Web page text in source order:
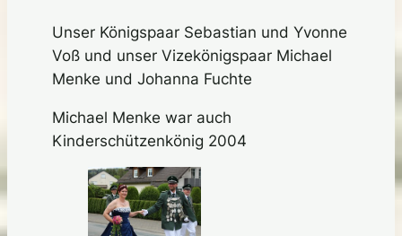
Unser Königspaar Sebastian und Yvonne
Voß und unser Vizekönigspaar Michael
Menke und Johanna Fuchte
Michael Menke war auch
Kinderschützenkönig 2004